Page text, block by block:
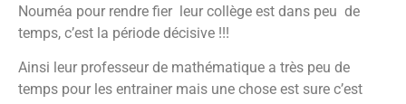
Nouméa pour rendre fier leur collège est dans peu de
temps, c’est la période décisive !!!
Ainsi leur professeur de mathématique a très peu de
temps pour les entrainer mais une chose est sure c’est